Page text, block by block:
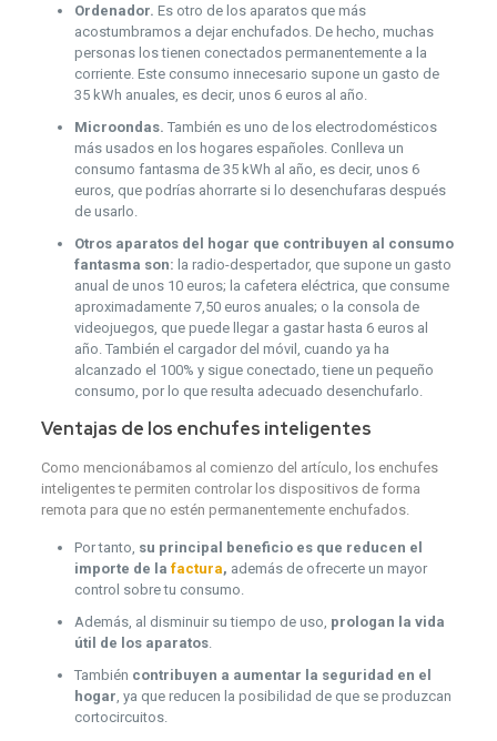
Ordenador. Es otro de los aparatos que más
acostumbramos a dejar enchufados. De hecho, muchas
personas los tienen conectados permanentemente a la
corriente. Este consumo innecesario supone un gasto de
35 kWh anuales, es decir, unos 6 euros al año.
Microondas. También es uno de los electrodomésticos
más usados en los hogares españoles. Conlleva un
consumo fantasma de 35 kWh al año, es decir, unos 6
euros, que podrías ahorrarte si lo desenchufaras después
de usarlo.
Otros aparatos del hogar que contribuyen al consumo
fantasma son: la radio-despertador, que supone un gasto
anual de unos 10 euros; la cafetera eléctrica, que consume
aproximadamente 7,50 euros anuales; o la consola de
videojuegos, que puede llegar a gastar hasta 6 euros al
año. También el cargador del móvil, cuando ya ha
alcanzado el 100% y sigue conectado, tiene un pequeño
consumo, por lo que resulta adecuado desenchufarlo.
Ventajas de los enchufes inteligentes
Como mencionábamos al comienzo del artículo, los enchufes
inteligentes te permiten controlar los dispositivos de forma
remota para que no estén permanentemente enchufados.
Por tanto, su principal beneficio es que reducen el
importe de la factura, además de ofrecerte un mayor
control sobre tu consumo.
Además, al disminuir su tiempo de uso, prologan la vida
útil de los aparatos.
También contribuyen a aumentar la seguridad en el
hogar , ya que reducen la posibilidad de que se produzcan
cortocircuitos.